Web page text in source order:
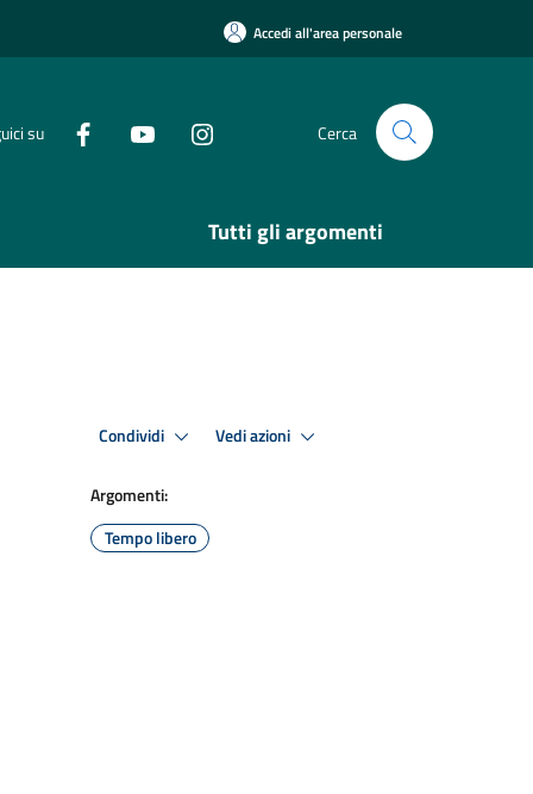
Accedi all'area personale
su Cerca
Tutti gli argomenti
Condividi Vedi azioni
Argomenti:
Tempo libero